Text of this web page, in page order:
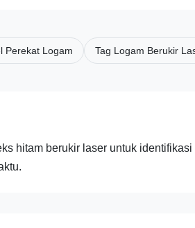
Perekat Logam Tag Logam Berukir
hitam berukir laser untuk